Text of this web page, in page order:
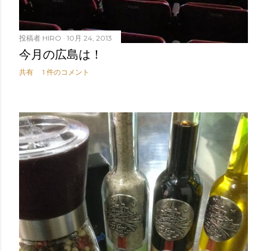
投稿者 HIRO 10月 24, 2013
今月の広島は！
共有 1 件のコメント